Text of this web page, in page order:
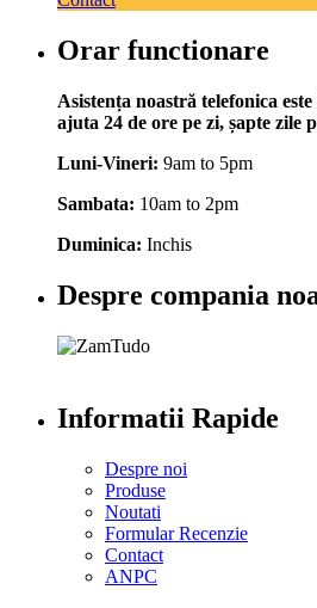
Orar functionare
Asistența noastră telefonica
ajuta 24 de ore pe zi, șapte zile
Luni-Vineri: 9am to 5pm
Sambata: 10am to 2pm
Duminica: Inchis
Despre compania
Informatii Rapide
Despre noi
Produse
Noutati
Formular Recenzie
Contact
ANPC